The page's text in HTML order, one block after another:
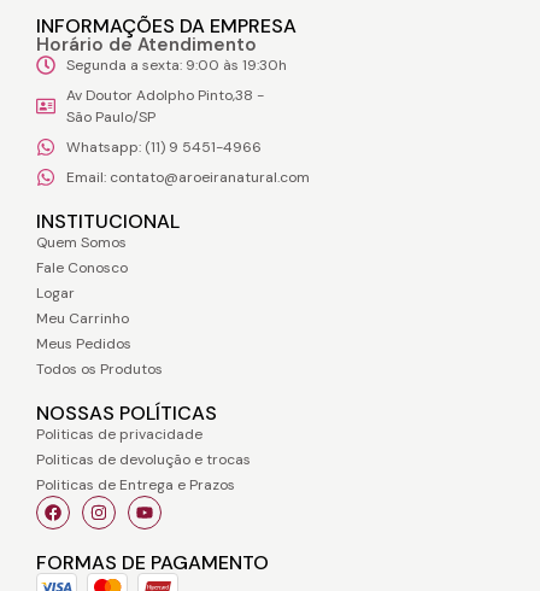
INFORMAÇÕES DA EMPRESA
Horário de Atendimento
Segunda a sexta: 9:00 às 19:30h
Av Doutor Adolpho Pinto,38 -
São Paulo/SP
Whatsapp: (11) 9 5451-4966
Email: contato@aroeiranatural.com
INSTITUCIONAL
Quem Somos
Fale Conosco
Logar
Meu Carrinho
Meus Pedidos
Todos os Produtos
NOSSAS POLÍTICAS
Politicas de privacidade
Politicas de devolução e trocas
Politicas de Entrega e Prazos
FORMAS DE PAGAMENTO